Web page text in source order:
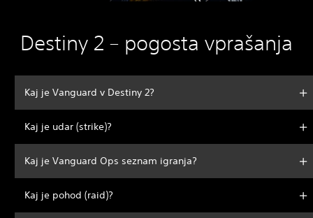
Destiny 2 – pogosta vprašanja
Kaj je Vanguard v Destiny 2?
Kaj je udar (strike)?
Kaj je Vanguard Ops seznam igranja?
Kaj je pohod (raid)?